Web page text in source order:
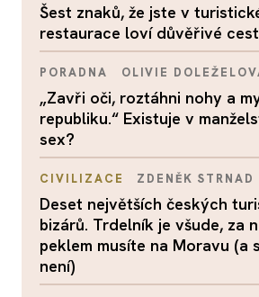
Šest znaků, že jste v
restaurace loví důvěřivé
PORADNA OLIVIE
„Zavři oči, roztáhni nohy a
republiku.“ Existuje v
sex?
CIVILIZACE ZDENĚK STRNAD
Deset největších českých
bizárů. Trdelník je všude, za
peklem musíte na Moravu (a
není)